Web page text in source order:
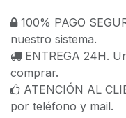
100% PAGO
nuestro sistema.
ENTREGA 24H.
comprar.
ATENCIÓN AL
por teléfono y mail.